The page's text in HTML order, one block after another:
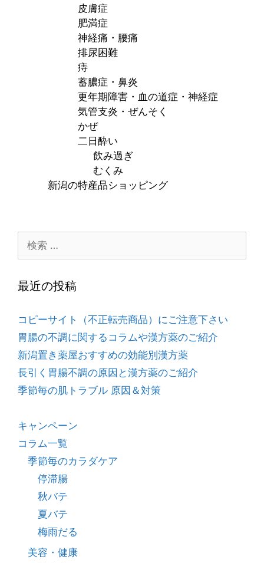
皮膚症
肥満症
神経痛・腰痛
排尿困難
痔
蓄膿症・鼻炎
更年期障害・血の道症・神経症
気管支炎・ぜんそく
かぜ
二日酔い
飲み過ぎ
むくみ
新潟の特産品ショッピング
最近の投稿
コピーサイト（不正転売商品）にご注意下さい
胃腸の不調に関するコラムや漢方薬のご紹介
新潟置き薬屋おすすめの効能別漢方薬
長引く胃腸不調の原因と漢方薬のご紹介
季節毎の肌トラブル 原因＆対策
キャンペーン
コラム一覧
季節毎のカラダケア
停滞腸
秋バテ
夏バテ
梅雨だる
美容・健康